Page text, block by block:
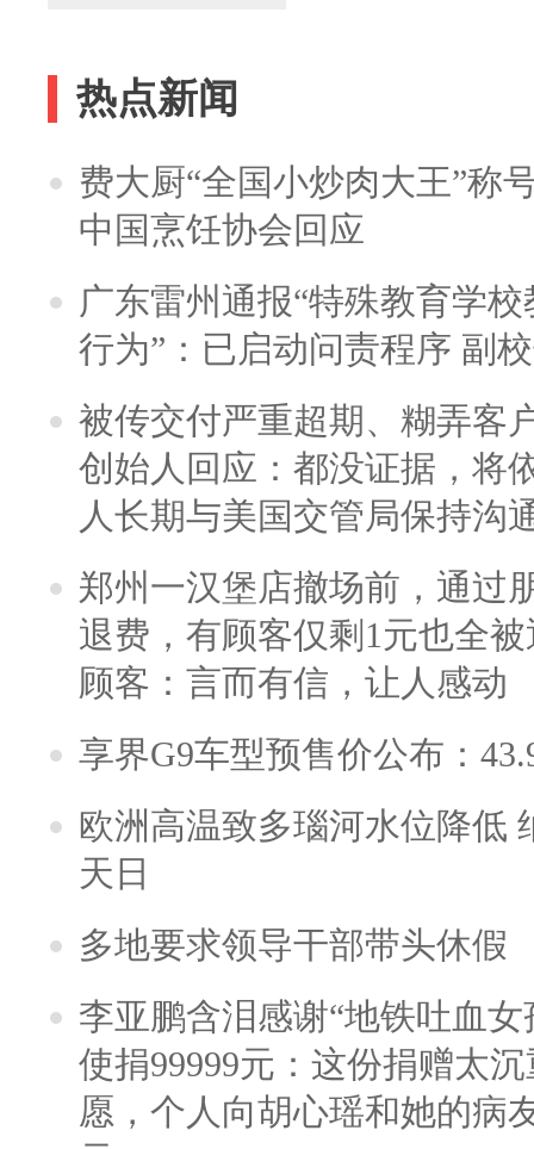
热点新闻
费大厨“全国小炒肉大王”称
中国烹饪协会回应
广东雷州通报“特殊教育学
行为”：已启动问责程序 副
被传交付严重超期、糊弄客
创始人回应：都没证据，将
人长期与美国交管局保持沟
郑州一汉堡店撤场前，通过
退费，有顾客仅剩1元也全
顾客：言而有信，让人感动
享界G9车型预售价公布：
欧洲高温致多瑙河水位降低
天日
多地要求领导干部带头休假
李亚鹏含泪感谢“地铁吐血
使捐99999元：这份捐赠太
愿，个人向胡心瑶和她的病